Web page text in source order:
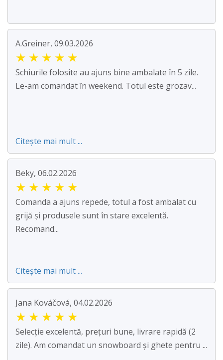
A.Greiner, 09.03.2026
★ ★ ★ ★ ★
Schiurile folosite au ajuns bine ambalate în 5 zile.
Le-am comandat în weekend. Totul este grozav...
Citește mai mult ...
Beky, 06.02.2026
★ ★ ★ ★ ★
Comanda a ajuns repede, totul a fost ambalat cu
grijă și produsele sunt în stare excelentă.
Recomand...
Citește mai mult ...
Jana Kováčová, 04.02.2026
★ ★ ★ ★ ★
Selecție excelentă, prețuri bune, livrare rapidă (2
zile). Am comandat un snowboard și ghete pentru ...